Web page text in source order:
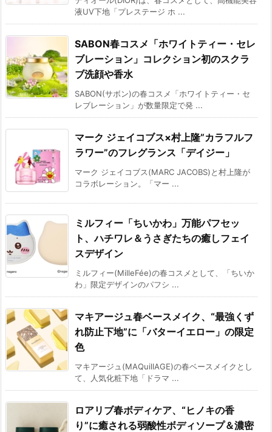
液UV下地「プレステージ ホ ...
SABON春コスメ「ホワイトティー・セレ
ブレーション」コレクション初のスクラ
ブ洗顔や香水
SABON(サボン)の春コスメ「ホワイトティー・セ
レブレーション」が数量限定で発 ...
マーク ジェイコブス×村上隆”カラフルフ
ラワー”のフレグランス「デイジー」
マーク ジェイコブス(MARC JACOBS)と村上隆が
コラボレーション。「マー ...
ミルフィー「ちいかわ」万能パフセッ
ト、ハチワレ＆うさぎたちの癒しフェイ
スデザイン
ミルフィー(MilleFée)の春コスメとして、「ちいか
わ」限定デザインのパフシ ...
マキアージュ春ベースメイク、“最強くず
れ防止下地”に「バターイエロー」の限定
色
マキアージュ(MAQuillAGE)の春ベースメイクとし
て、人気化粧下地「ドラマ ...
ロアリブ春ボディケア、“ヒノキの香
り”に癒される弱酸性ボディソープ＆濃密